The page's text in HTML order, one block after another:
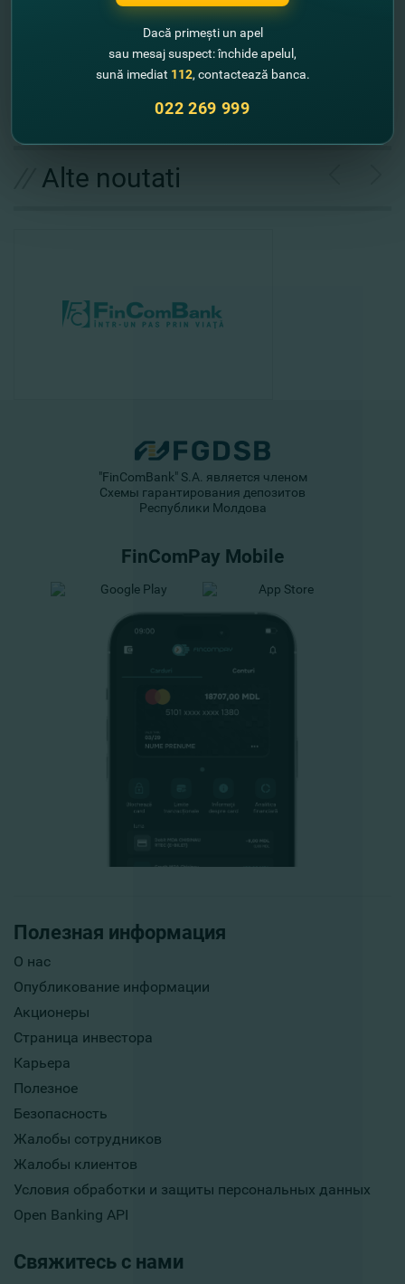
команда FinComBank
Alte noutati
Полезная информация
О нас
Опубликование информации
Акционеры
Страница инвестора
Карьера
Полезное
Безопасность
Жалобы сотрудников
Жалобы клиентов
Условия обработки и защиты персональных данных
Open Banking API
Свяжитесь с нами
"FinComBank" S.A. является членом
Схемы гарантирования депозитов
Республики Молдова
FinComPay Mobile
Dacă primești un apel
sau mesaj suspect: închide apelul,
sună imediat 112, contactează banca.
022 269 999